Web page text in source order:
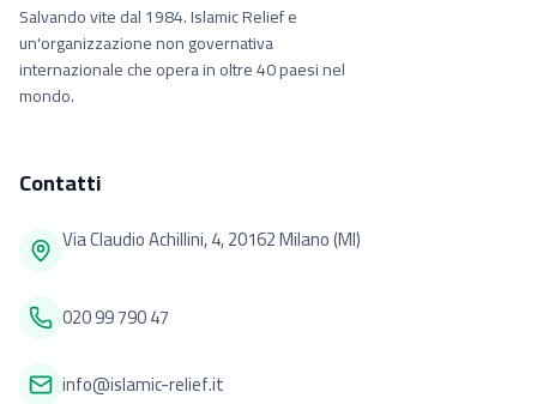
Salvando vite dal 1984. Islamic Relief e
un'organizzazione non governativa
internazionale che opera in oltre 40 paesi nel
mondo.
Contatti
Via Claudio Achillini, 4, 20162 Milano (MI)
020 99 790 47
info@islamic-relief.it